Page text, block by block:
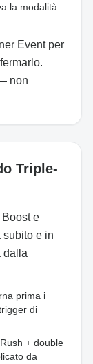
la modalità
Event per
non
Triple-
e
subito e in
dalla
prima i
di
+ double
da